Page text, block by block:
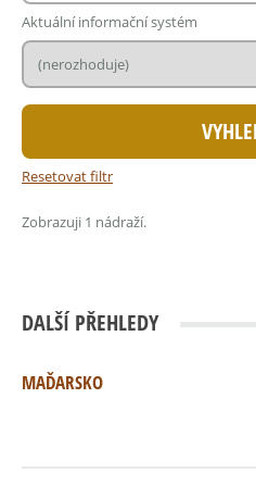
Aktuální informační systém
Resetovat filtr
Zobrazuji 1 nádraží.
DALŠÍ PŘEHLEDY
MAĎARSKO